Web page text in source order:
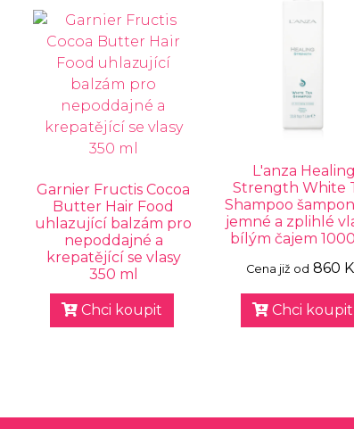
Garnier Fructis Cocoa
Butter Hair Food
uhlazující balzám pro
nepoddajné a
krepatějící se vlasy
350 ml
Chci koupit
L'anza Healing
Strength White
Shampoo
jemné a zplihlé
bílým čajem
Cena již od 860
Chci koupit